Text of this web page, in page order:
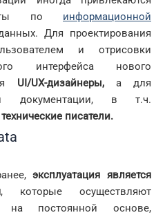
по информационной
Для проектирования
и отрисовки
интерфейса нового
UI/UX-дизайнеры, а для
документации, в т.ч.
технические писатели.
эксплуатация является
, которые осуществляют
на постоянной основе,